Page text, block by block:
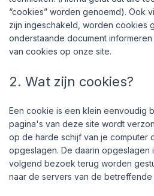
“cookies” worden genoemd). Ook
zijn ingeschakeld, worden cookies
onderstaande document
van cookies op onze site.
2. Wat zijn cookies?
Een cookie is een klein eenvoudig
pagina's van deze site wordt
op de harde schijf van je computer
opgeslagen. De daarin opgeslagen
volgend bezoek terug worden
naar de servers van de